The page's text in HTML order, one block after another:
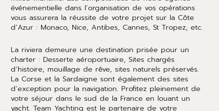
événementielle dans l’organisation de vos opérations
vous assurera la réussite de votre projet sur la Côte
d’Azur : Monaco, Nice, Antibes, Cannes, St Tropez, etc.
La riviera demeure une destination prisée pour un
charter : Desserte aéroportuaire, Sites chargés
d’histoire, mouillage de rêve, sites naturels préservés.
La Corse et la Sardaigne sont également des sites
d’exception pour la navigation. Profitez pleinement de
votre séjour dans le sud de la France en louant un
yacht. Team Yachting est le partenaire de votre